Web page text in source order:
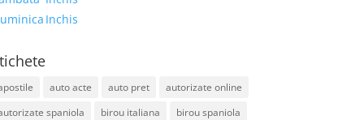
Inchis
auto acte auto pret
autorizate online
spaniola
birou italiana
birou spaniola